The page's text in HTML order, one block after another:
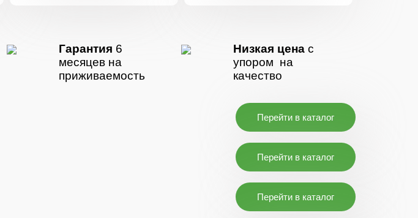
Гарантия 6
месяцев на
приживаемость
Низкая цена с
упором на
качество
Перейти в каталог
Перейти в каталог
Перейти в каталог